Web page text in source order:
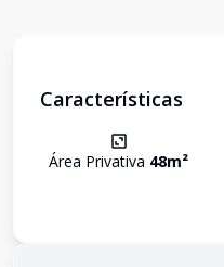
Características
Área Privativa 48m²